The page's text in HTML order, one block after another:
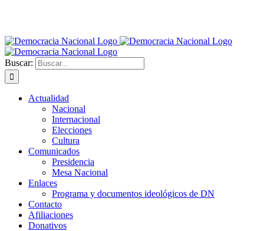
Buscar:
Actualidad
Nacional
Internacional
Elecciones
Cultura
Comunicados
Presidencia
Mesa Nacional
Enlaces
Programa y documentos ideológicos de DN
Contacto
Afiliaciones
Donativos